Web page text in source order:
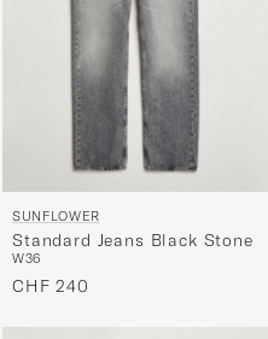
SUNFLOWER
Standard Jeans Black Stone
W36
CHF 240